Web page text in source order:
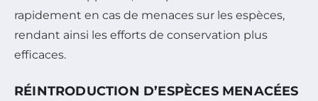
rapidement en cas de menaces sur les espèces,
rendant ainsi les efforts de conservation plus
efficaces.
RÉINTRODUCTION D’ESPÈCES MENACÉES